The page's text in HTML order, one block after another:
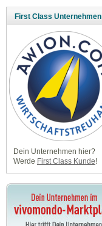
First Class Unternehmen
Dein Unternehmen hier?
Werde First Class Kunde!